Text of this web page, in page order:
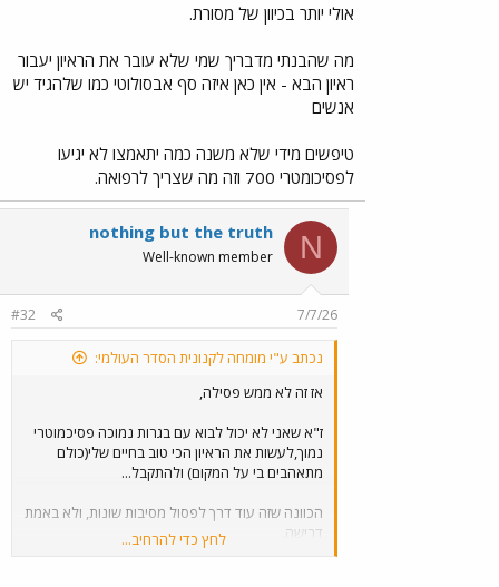
אולי יותר בכיוון של מסורת.
מה שהבנתי מדבריך שמי שלא עובר את הראיון יעבור
ראיון הבא - אין כאן איזה סף אבסולוטי כמו שלהגיד יש
אנשים
טיפשים מידי שלא משנה כמה יתאמצו לא יגיעו
לפסיכומטרי 700 וזה מה שצריך לרפואה.
N
nothing but the truth
Well-known member
7/7/26
#32
נכתב ע"י מומחה לקנונית הסדר העולמי:
אז זה לא ממש פסילה,
ז"א שאני לא יכול לבוא עם בגרות נמוכה פסיכמוטרי
נמוך,לעשות את הראיון הכי טוב בחיים שלי(כולם
מתאהבים בי על המקום) ולהתקבל...
הכוונה שזה עוד דרך לפסול מסיבות שונות, ולא באמת
דרישה.
לחץ כדי להרחיב...